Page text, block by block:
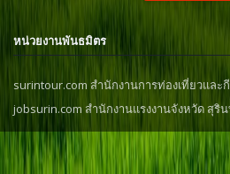
หน่วยงานพันธมิตร
surintour.com สำนักงานการท่องเที่ยวแล
jobsurin.com สำนักงานแรงงานจังหวัด สุริ